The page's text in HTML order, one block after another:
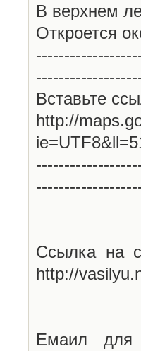
В верхнем
Откроется
Вставьте
http://
Ссылка на
http://
Емаил для